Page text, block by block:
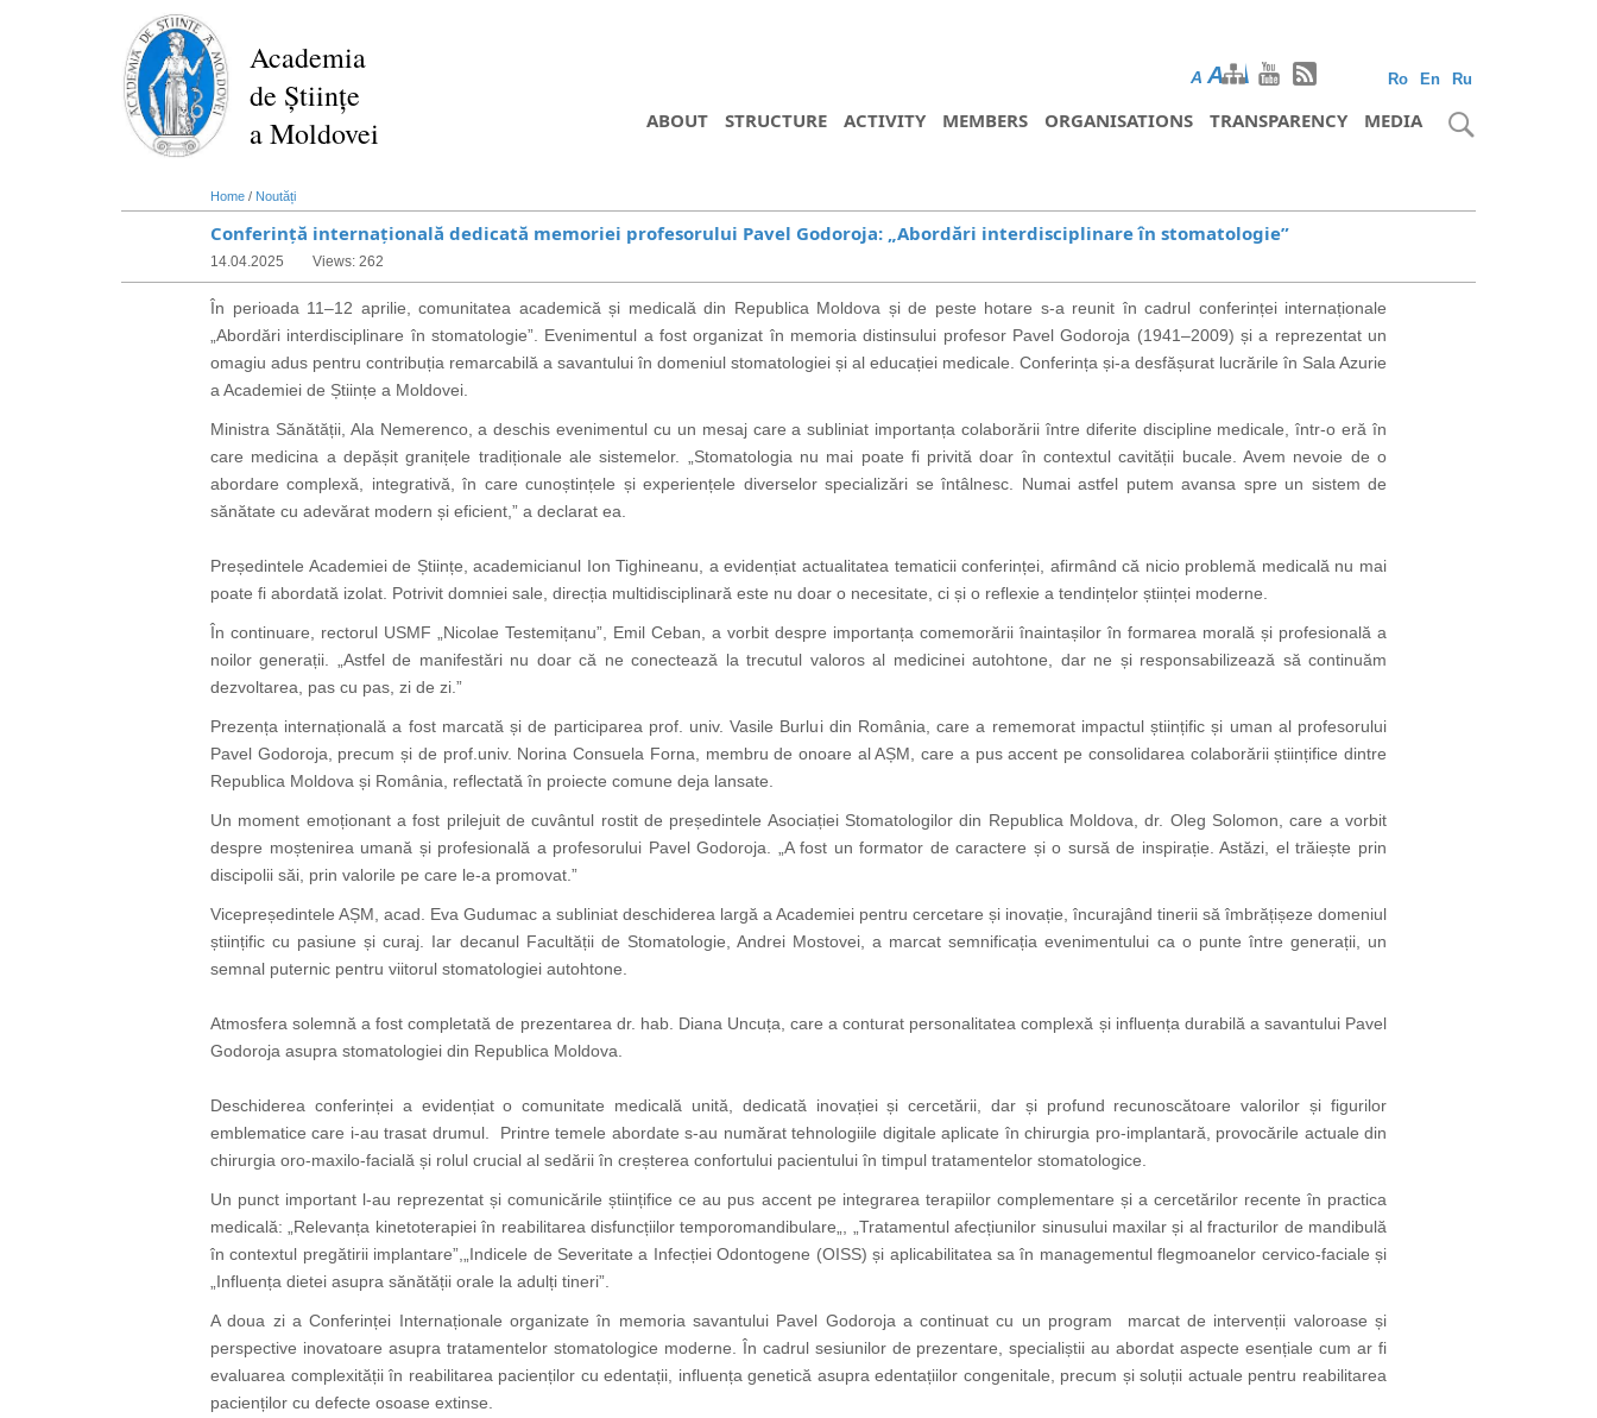
Academia
de Științe
a Moldovei
Ro En Ru
A AA
ABOUT STRUCTURE ACTIVITY MEMBERS ORGANISATIONS TRANSPARENCY MEDIA
Home / Noutăți
Conferință internațională dedicată memoriei profesorului Pavel Godoroja: „Abordări interdisciplinare în stomatologie”
14.04.2025 Views: 262
În perioada 11–12 aprilie, comunitatea academică și medicală din Republica Moldova și de peste hotare s-a reunit în cadrul conferinței internaționale
„Abordări interdisciplinare în stomatologie”. Evenimentul a fost organizat în memoria distinsului profesor Pavel Godoroja (1941–2009) și a reprezentat un
omagiu adus pentru contribuția remarcabilă a savantului în domeniul stomatologiei și al educației medicale. Conferința și-a desfășurat lucrările în Sala Azurie
a Academiei de Științe a Moldovei.
Ministra Sănătății, Ala Nemerenco, a deschis evenimentul cu un mesaj care a subliniat importanța colaborării între diferite discipline medicale, într-o eră în
care medicina a depășit granițele tradiționale ale sistemelor. „Stomatologia nu mai poate fi privită doar în contextul cavității bucale. Avem nevoie de o
abordare complexă, integrativă, în care cunoștințele și experiențele diverselor specializări se întâlnesc. Numai astfel putem avansa spre un sistem de
sănătate cu adevărat modern și eficient,” a declarat ea.
Președintele Academiei de Științe, academicianul Ion Tighineanu, a evidențiat actualitatea tematicii conferinței, afirmând că nicio problemă medicală nu mai
poate fi abordată izolat. Potrivit domniei sale, direcția multidisciplinară este nu doar o necesitate, ci și o reflexie a tendințelor științei moderne.
În continuare, rectorul USMF „Nicolae Testemițanu”, Emil Ceban, a vorbit despre importanța comemorării înaintașilor în formarea morală și profesională a
noilor generații. „Astfel de manifestări nu doar că ne conectează la trecutul valoros al medicinei autohtone, dar ne și responsabilizează să continuăm
dezvoltarea, pas cu pas, zi de zi.”
Prezența internațională a fost marcată și de participarea prof. univ. Vasile Burlui din România, care a rememorat impactul științific și uman al profesorului
Pavel Godoroja, precum și de prof.univ. Norina Consuela Forna, membru de onoare al AȘM, care a pus accent pe consolidarea colaborării științifice dintre
Republica Moldova și România, reflectată în proiecte comune deja lansate.
Un moment emoționant a fost prilejuit de cuvântul rostit de președintele Asociației Stomatologilor din Republica Moldova, dr. Oleg Solomon, care a vorbit
despre moștenirea umană și profesională a profesorului Pavel Godoroja. „A fost un formator de caractere și o sursă de inspirație. Astăzi, el trăiește prin
discipolii săi, prin valorile pe care le-a promovat.”
Vicepreședintele AȘM, acad. Eva Gudumac a subliniat deschiderea largă a Academiei pentru cercetare și inovație, încurajând tinerii să îmbrățișeze domeniul
științific cu pasiune și curaj. Iar decanul Facultății de Stomatologie, Andrei Mostovei, a marcat semnificația evenimentului ca o punte între generații, un
semnal puternic pentru viitorul stomatologiei autohtone.
Atmosfera solemnă a fost completată de prezentarea dr. hab. Diana Uncuța, care a conturat personalitatea complexă și influența durabilă a savantului Pavel
Godoroja asupra stomatologiei din Republica Moldova.
Deschiderea conferinței a evidențiat o comunitate medicală unită, dedicată inovației și cercetării, dar și profund recunoscătoare valorilor și figurilor
emblematice care i-au trasat drumul. Printre temele abordate s-au numărat tehnologiile digitale aplicate în chirurgia pro-implantară, provocările actuale din
chirurgia oro-maxilo-facială și rolul crucial al sedării în creșterea confortului pacientului în timpul tratamentelor stomatologice.
Un punct important l-au reprezentat și comunicările științifice ce au pus accent pe integrarea terapiilor complementare și a cercetărilor recente în practica
medicală: „Relevanța kinetoterapiei în reabilitarea disfuncțiilor temporomandibulare„, „Tratamentul afecțiunilor sinusului maxilar și al fracturilor de mandibulă
în contextul pregătirii implantare”,„Indicele de Severitate a Infecției Odontogene (OISS) și aplicabilitatea sa în managementul flegmoanelor cervico-faciale și
„Influența dietei asupra sănătății orale la adulți tineri”.
A doua zi a Conferinței Internaționale organizate în memoria savantului Pavel Godoroja a continuat cu un program marcat de intervenții valoroase și
perspective inovatoare asupra tratamentelor stomatologice moderne. În cadrul sesiunilor de prezentare, specialiștii au abordat aspecte esențiale cum ar fi
evaluarea complexității în reabilitarea pacienților cu edentații, influența genetică asupra edentațiilor congenitale, precum și soluții actuale pentru reabilitarea
pacienților cu defecte osoase extinse.